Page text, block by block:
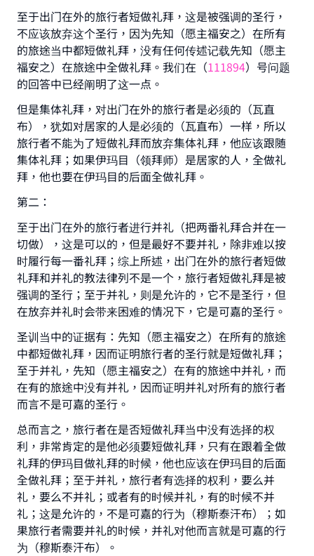
至于出门在外的旅行者短做礼拜，这是被强调的圣行，
不应该放弃这个圣行，因为先知（愿主福安之）在所有
的旅途当中都短做礼拜，没有任何传述记载先知（愿主
福安之）在旅途中全做礼拜。我们在（111894）号问题
的回答中已经阐明了这一点。
但是集体礼拜，对出门在外的旅行者是必须的（瓦直
布），犹如对居家的人是必须的（瓦直布）一样，所以
旅行者不能为了短做礼拜而放弃集体礼拜，他应该跟随
集体礼拜；如果伊玛目（领拜师）是居家的人，全做礼
拜，他也要在伊玛目的后面全做礼拜。
第二：
至于出门在外的旅行者进行并礼（把两番礼拜合并在一
切做），这是可以的，但是最好不要并礼，除非难以按
时履行每一番礼拜；综上所述，出门在外的旅行者短做
礼拜和并礼的教法律列不是一个，旅行者短做礼拜是被
强调的圣行；至于并礼，则是允许的，它不是圣行，但
在放弃并礼时会带来困难的情况下，它是可嘉的圣行。
圣训当中的证据有：先知（愿主福安之）在所有的旅途
中都短做礼拜，因而证明旅行者的圣行就是短做礼拜；
至于并礼，先知（愿主福安之）在有的旅途中并礼，而
在有的旅途中没有并礼，因而证明并礼对所有的旅行者
而言不是可嘉的圣行。
总而言之，旅行者在是否短做礼拜当中没有选择的权
利，非常肯定的是他必须要短做礼拜，只有在跟着全做
礼拜的伊玛目做礼拜的时候，他也应该在伊玛目的后面
全做礼拜；至于并礼，旅行者有选择的权利，要么并
礼，要么不并礼；或者有的时候并礼，有的时候不并
礼；这是允许的，不是可嘉的行为（穆斯泰汗布）；如
果旅行者需要并礼的时候，并礼对他而言就是可嘉的行
为（穆斯泰汗布）。
Make an impact on millions of lives
with your contribution today
Your support is crucial for our mission.
The Prophet (ﷺ) said:
"A person who leads others to doing what is
good will earn the same reward as those who
do it."
(MUSLIM, 1893)
Support IslamQA